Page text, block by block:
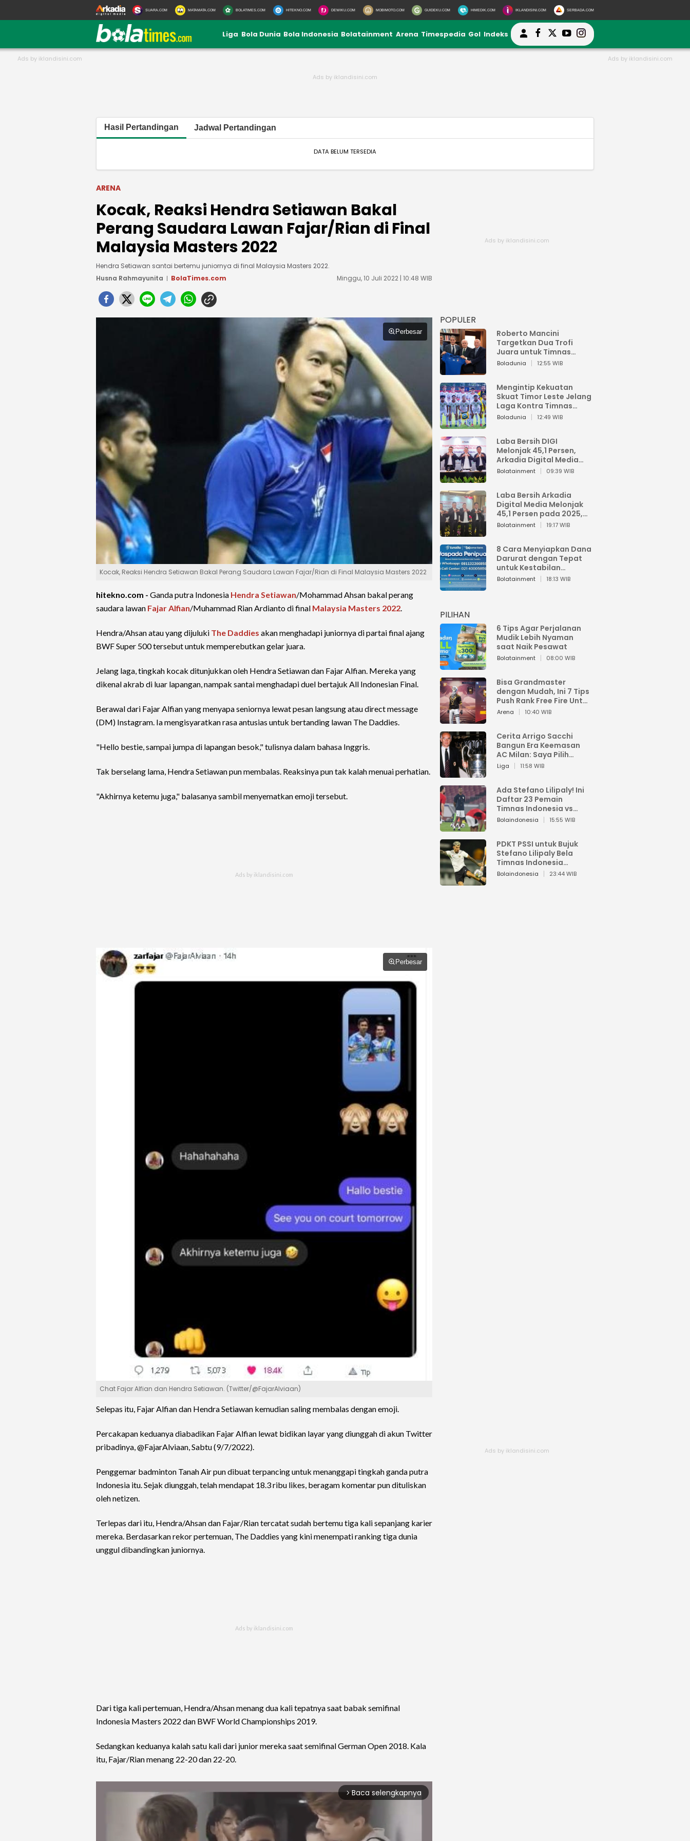
SUARA.COM MATAMATA.COM BOLATIMES.COM HITEKNO.COM DEWIKU.COM MOBIMOTO.COM GUIDEKU.COM HIMEDIK.COM IKLANDISINI.COM SERBADA.COM
Liga Bola Dunia Bola Indonesia Bolatainment Arena Timespedia Gol Indeks
Hasil Pertandingan Jadwal Pertandingan
DATA BELUM TERSEDIA
ARENA
Kocak, Reaksi Hendra Setiawan Bakal
Perang Saudara Lawan Fajar/Rian di Final
Malaysia Masters 2022
Hendra Setiawan santai bertemu juniornya di final Malaysia Masters 2022.
Husna Rahmayunita
BolaTimes.com Minggu, 10 Juli 2022 | 10:48 WIB
Perbesar
Kocak, Reaksi Hendra Setiawan Bakal Perang Saudara Lawan Fajar/Rian di Final Malaysia Masters 2022
hitekno.com - Ganda putra Indonesia Hendra Setiawan/Mohammad Ahsan bakal perang
saudara lawan Fajar Alfian/Muhammad Rian Ardianto di final Malaysia Masters 2022.
Hendra/Ahsan atau yang dijuluki The Daddies akan menghadapi juniornya di partai final ajang
BWF Super 500 tersebut untuk memperebutkan gelar juara.
Jelang laga, tingkah kocak ditunjukkan oleh Hendra Setiawan dan Fajar Alfian. Mereka yang
dikenal akrab di luar lapangan, nampak santai menghadapi duel bertajuk All Indonesian Final.
Berawal dari Fajar Alfian yang menyapa seniornya lewat pesan langsung atau direct message
(DM) Instagram. Ia mengisyaratkan rasa antusias untuk bertanding lawan The Daddies.
"Hello bestie, sampai jumpa di lapangan besok," tulisnya dalam bahasa Inggris.
Tak berselang lama, Hendra Setiawan pun membalas. Reaksinya pun tak kalah menuai perhatian.
"Akhirnya ketemu juga," balasanya sambil menyematkan emoji tersebut.
Perbesar
Chat Fajar Alfian dan Hendra Setiawan. (Twitter/@FajarAlviaan)
Selepas itu, Fajar Alfian dan Hendra Setiawan kemudian saling membalas dengan emoji.
Percakapan keduanya diabadikan Fajar Alfian lewat bidikan layar yang diunggah di akun Twitter
pribadinya, @FajarAlviaan, Sabtu (9/7/2022).
Penggemar badminton Tanah Air pun dibuat terpancing untuk menanggapi tingkah ganda putra
Indonesia itu. Sejak diunggah, telah mendapat 18.3 ribu likes, beragam komentar pun dituliskan
oleh netizen.
Terlepas dari itu, Hendra/Ahsan dan Fajar/Rian tercatat sudah bertemu tiga kali sepanjang karier
mereka. Berdasarkan rekor pertemuan, The Daddies yang kini menempati ranking tiga dunia
unggul dibandingkan juniornya.
Dari tiga kali pertemuan, Hendra/Ahsan menang dua kali tepatnya saat babak semifinal
Indonesia Masters 2022 dan BWF World Championships 2019.
Sedangkan keduanya kalah satu kali dari junior mereka saat semifinal German Open 2018. Kala
itu, Fajar/Rian menang 22-20 dan 22-20.
arrow_forward_ios Baca selengkapnya
POPULER
Roberto Mancini
Targetkan Dua Trofi
Juara untuk Timnas
Italia
Boladunia 12:55 WIB
Mengintip Kekuatan
Skuat Timor Leste Jelang
Laga Kontra Timnas
Indonesia di Piala AFF
Boladunia 12:49 WIB
Laba Bersih DIGI
Melonjak 45,1 Persen,
Arkadia Digital Media
Perkuat Bisnis AI dan
Bolatainment 09:39 WIB
Laba Bersih Arkadia
Digital Media Melonjak
45,1 Persen pada 2025,
Sentuh Rp1,76 Miliar
Bolatainment 19:17 WIB
8 Cara Menyiapkan Dana
Darurat dengan Tepat
untuk Kestabilan
Keuangan
Bolatainment 18:13 WIB
PILIHAN
6 Tips Agar Perjalanan
Mudik Lebih Nyaman
saat Naik Pesawat
Bolatainment 08:00 WIB
Bisa Grandmaster
dengan Mudah, Ini 7 Tips
Push Rank Free Fire Untuk
Pemula
Arena 10:40 WIB
Cerita Arrigo Sacchi
Bangun Era Keemasan
AC Milan: Saya Pilih
Pemain dari Isi Otaknya
Liga 11:58 WIB
Ada Stefano Lilipaly! Ini
Daftar 23 Pemain
Timnas Indonesia vs
China
Bolaindonesia 15:55 WIB
PDKT PSSI untuk Bujuk
Stefano Lilipaly Bela
Timnas Indonesia
Berakhir Berantakan
Bolaindonesia 23:44 WIB